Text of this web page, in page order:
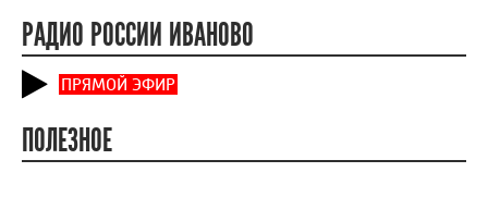
РАДИО РОССИИ ИВАНОВО
ПРЯМОЙ ЭФИР
ПОЛЕЗНОЕ